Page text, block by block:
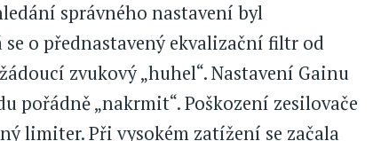
správného nastavení byl
o přednastavený ekvalizační filtr od
zvukový „huhel“. Nastavení Gainu
pořádně „nakrmit“. Poškození zesilovače
limiter. Při vysokém zatížení se začala